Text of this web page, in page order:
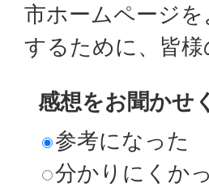
市ホームページ
するために、皆
感想をお聞かせ
参考になった
分かりにくか